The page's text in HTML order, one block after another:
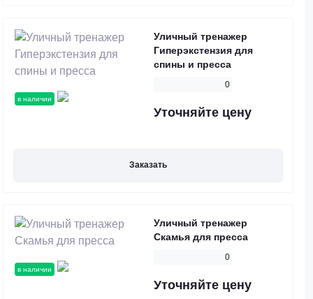
в наличии
Уличный тренажер
Гиперэкстензия для
спины и пресса
0
Уточняйте цену
Заказать
в наличии
Уличный тренажер
Скамья для пресса
0
Уточняйте цену